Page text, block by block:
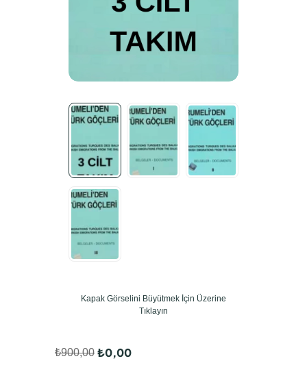
Kapak Görselini Büyütmek İçin Üzerine
Tıklayın
₺900,00 ₺0,00